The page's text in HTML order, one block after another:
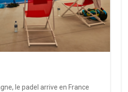
le padel arrive en France